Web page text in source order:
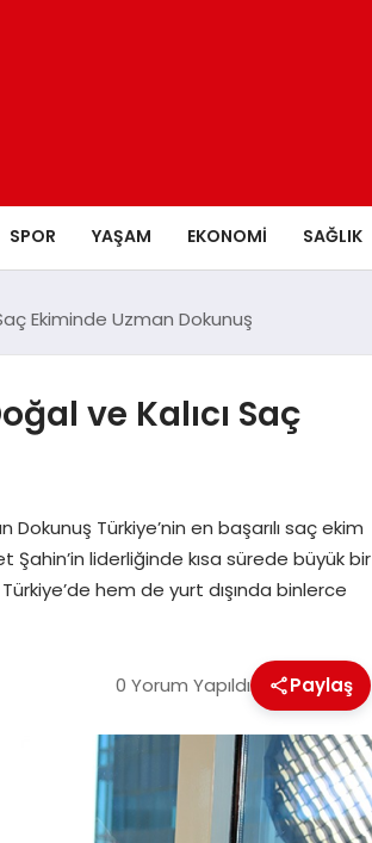
SPOR YAŞAM EKONOMI SAĞLIK
Ekiminde Uzman Dokunuş
ve Kalıcı Saç
Dokunuş Türkiye’nin en başarılı saç ekim
liderliğinde kısa sürede büyük bir
hem de yurt dışında binlerce
0 Yorum Yapıldı Paylaş